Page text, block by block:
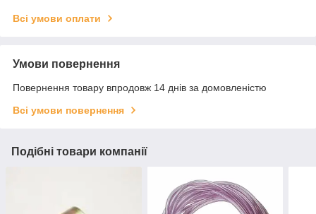
Всі умови оплати
Умови повернення
Повернення товару впродовж 14 днів за домовленістю
Всі умови повернення
Подібні товари компанії